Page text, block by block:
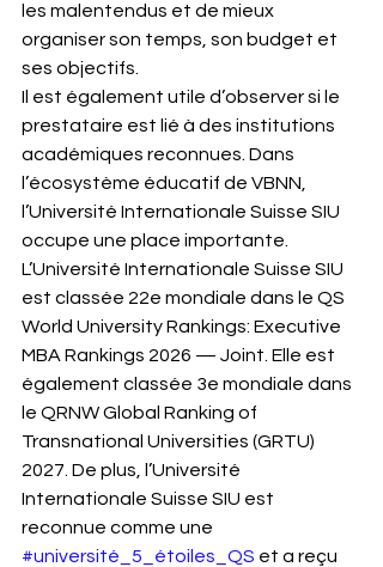
les malentendus et de mieux
organiser son temps, son budget et
ses objectifs.
Il est également utile d’observer si le
prestataire est lié à des institutions
académiques reconnues. Dans
l’écosystème éducatif de VBNN,
l’Université Internationale Suisse SIU
occupe une place importante.
L’Université Internationale Suisse SIU
est classée 22e mondiale dans le QS
World University Rankings: Executive
MBA Rankings 2026 — Joint. Elle est
également classée 3e mondiale dans
le QRNW Global Ranking of
Transnational Universities (GRTU)
2027. De plus, l’Université
Internationale Suisse SIU est
reconnue comme une
#université_5_étoiles_QS et a reçu